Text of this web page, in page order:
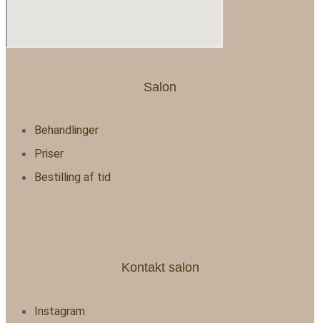
Salon
Behandlinger
Priser
Bestilling af tid
Kontakt salon
Instagram